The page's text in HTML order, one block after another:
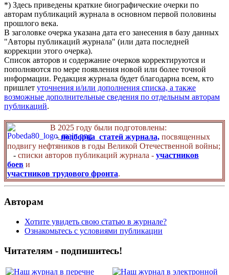
*) Здесь приведены краткие биографические очерки по
авторам публикаций журнала в основном первой половины
прошлого века.
В заголовке очерка указана дата его занесения в базу данных
"Авторы публикаций журнала" (или дата последней
коррекции этого очерка).
Список авторов и содержание очерков корректируются и
пополняются по мере появления новой или более точной
информации. Редакция журнала будет благодарна всем, кто
пришлет уточнения и/или дополнения списка, а также
возможные дополнительные сведения по отдельным авторам
публикаций.
В 2025 году были подготовлены:
- подборка статей журнала, посвященных
подвигу нефтяников в годы Великой Отечественной войны;
- списки авторов публикаций журнала - участников
боев и
участников трудового фронта.
Авторам
Хотите увидеть свою статью в журнале?
Ознакомьтесь с условиями публикации
Читателям - подпишитесь!